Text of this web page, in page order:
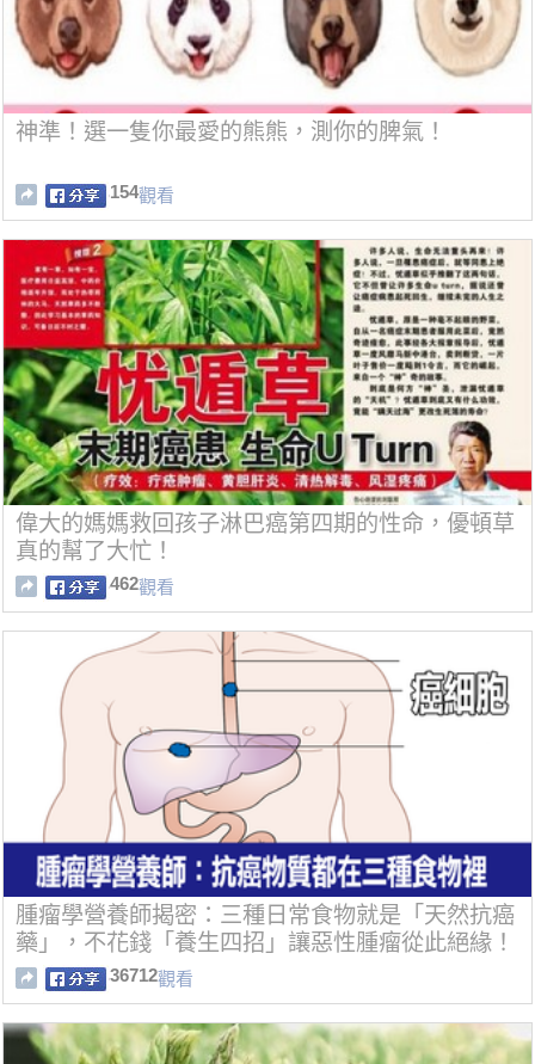
神準！選一隻你最愛的熊熊，測你的脾氣！
154觀看
偉大的媽媽救回孩子淋巴癌第四期的性命，優頓草
真的幫了大忙！
462觀看
腫瘤學營養師揭密：三種日常食物就是「天然抗癌
藥」，不花錢「養生四招」讓惡性腫瘤從此絕緣！
36712觀看